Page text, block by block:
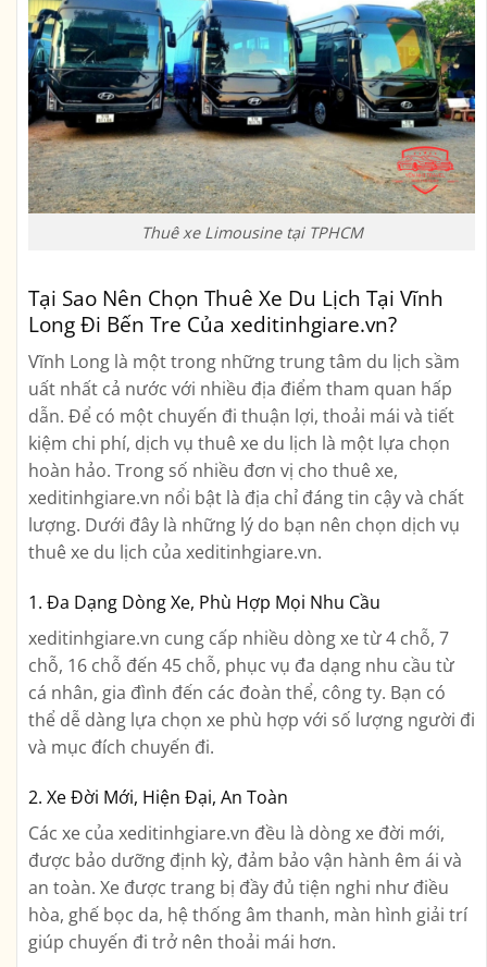
Thuê xe Limousine tại TPHCM
Tại Sao Nên Chọn Thuê Xe Du Lịch Tại Vĩnh
Long Đi Bến Tre Của xeditinhgiare.vn?
Vĩnh Long là một trong những trung tâm du lịch sầm
uất nhất cả nước với nhiều địa điểm tham quan hấp
dẫn. Để có một chuyến đi thuận lợi, thoải mái và tiết
kiệm chi phí, dịch vụ thuê xe du lịch là một lựa chọn
hoàn hảo. Trong số nhiều đơn vị cho thuê xe,
xeditinhgiare.vn nổi bật là địa chỉ đáng tin cậy và chất
lượng. Dưới đây là những lý do bạn nên chọn dịch vụ
thuê xe du lịch của xeditinhgiare.vn.
1. Đa Dạng Dòng Xe, Phù Hợp Mọi Nhu Cầu
xeditinhgiare.vn cung cấp nhiều dòng xe từ 4 chỗ, 7
chỗ, 16 chỗ đến 45 chỗ, phục vụ đa dạng nhu cầu từ
cá nhân, gia đình đến các đoàn thể, công ty. Bạn có
thể dễ dàng lựa chọn xe phù hợp với số lượng người đi
và mục đích chuyến đi.
2. Xe Đời Mới, Hiện Đại, An Toàn
Các xe của xeditinhgiare.vn đều là dòng xe đời mới,
được bảo dưỡng định kỳ, đảm bảo vận hành êm ái và
an toàn. Xe được trang bị đầy đủ tiện nghi như điều
hòa, ghế bọc da, hệ thống âm thanh, màn hình giải trí
giúp chuyến đi trở nên thoải mái hơn.